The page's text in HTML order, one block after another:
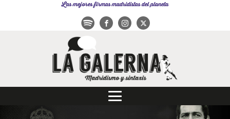
Las mejores firmas madridistas del planeta